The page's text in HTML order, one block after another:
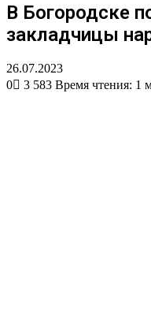
В Богородске
закладчицы
26.07.2023
0
3 583 Время чтения: 1